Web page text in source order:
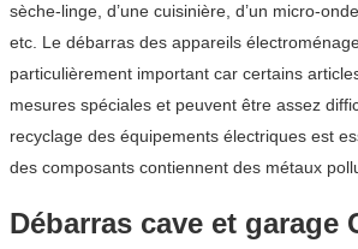
sèche-linge, d’une cuisinière, d’un micro-
etc. Le débarras des appareils
particulièrement important car certains
mesures spéciales et peuvent être assez
recyclage des équipements électriques est
des composants contiennent des métaux
Débarras cave et garage